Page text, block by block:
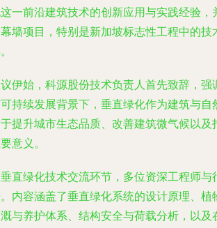
一前沿建筑技术的创新应用与实践经验，
墙项目，特别是新加坡标志性工程中的技
伊始，科源股份技术负责人首先致辞，强
持续发展背景下，垂直绿化作为建筑与自
提升城市生态品质、改善建筑微气候以及
意义。
直绿化技术交流环节，多位资深工程师与
内容涵盖了垂直绿化系统的设计原理、植
与养护体系、结构安全与荷载分析，以及